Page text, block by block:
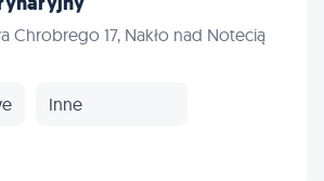
Chrobrego 17, Nakło nad Notecią
Inne